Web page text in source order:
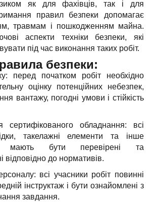
як для фахівців, так і для
правил безпеки допомагає
травмам і пошкодженням майна.
аспекти техніки безпеки, які
під час виконання таких робіт.
безпеки:
перед початком робіт необхідно
оцінку потенційних небезпек,
вантажу, погодні умови і стійкість
сертифікованого обладнання: всі
такелажні елементи та інше
мають бути перевірені та
відповідно до нормативів.
всі учасники робіт повинні
інструктаж і бути ознайомлені з
завдання.